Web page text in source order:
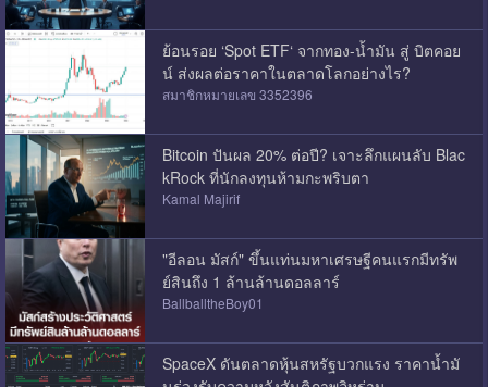
ย้อนรอย ‘Spot ETF‘ จากทอง-น้ำมัน สู่ บิตคอย
น์ ส่งผลต่อราคาในตลาดโลกอย่างไร?
สมาชิกหมายเลข 3352396
Bitcoin ปันผล 20% ต่อปี? เจาะลึกแผนลับ Blac
kRock ที่นักลงทุนห้ามกะพริบตา
Kamal Majirif
"อีลอน มัสก์" ขึ้นแท่นมหาเศรษฐีคนแรกมีทรัพ
ย์สินถึง 1 ล้านล้านดอลลาร์
BallballtheBoy01
SpaceX ดันตลาดหุ้นสหรัฐบวกแรง ราคาน้ำมั